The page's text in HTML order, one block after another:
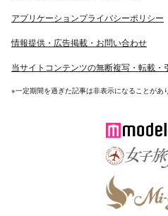
アプリケーションプライバシーポリシー
情報提供・広告掲載・お問い合わせ
当サイトコンテンツの無断複写・転載・
※一定期間を過ぎた記事は非表示になることがあ